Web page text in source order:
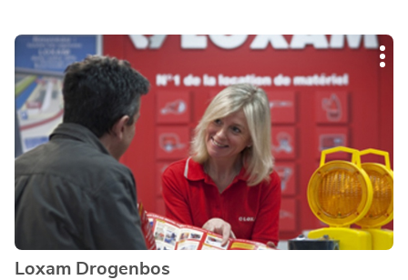
Anvers-
Store
Drücken
Sie
die
ENTER-
Taste,
um
mehr
zu
erfahren
Geschäft:
Loxam Drogenbos